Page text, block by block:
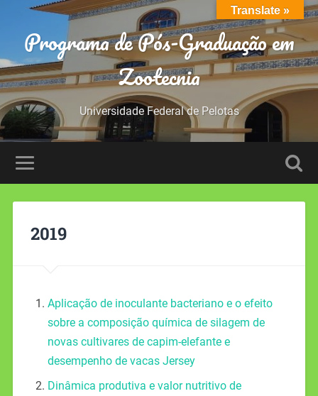
Programa de Pós-Graduação em
Zootecnia
Universidade Federal de Pelotas
2019
Aplicação de inoculante bacteriano e o efeito
sobre a composição química de silagem de
novas cultivares de capim-elefante e
desempenho de vacas Jersey
Dinâmica produtiva e valor nutritivo de
Translate »